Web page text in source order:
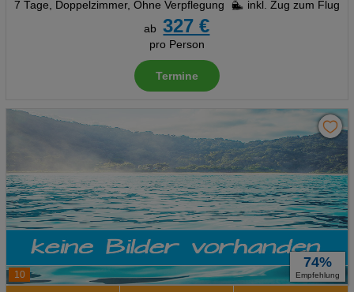
7 Tage, Doppelzimmer, Ohne Verpflegung
inkl. Zug zum Flug
ab
327 €
pro Person
Termine
10
74%
Empfehlung